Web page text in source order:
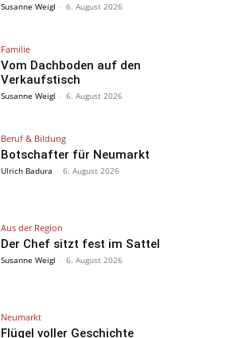
Susanne Weigl - 6. August 2026
Familie
Vom Dachboden auf den
Verkaufstisch
Susanne Weigl - 6. August 2026
Beruf & Bildung
Botschafter für Neumarkt
Ulrich Badura - 6. August 2026
Aus der Region
Der Chef sitzt fest im Sattel
Susanne Weigl - 6. August 2026
Neumarkt
Flügel voller Geschichte